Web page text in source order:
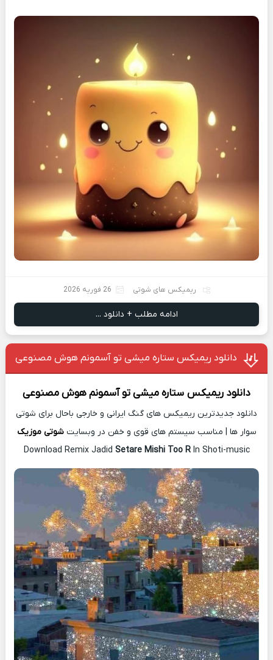
ریمیکس های شوتی 26 فوریه 2026
ادامه مطلب + دانلود ...
دانلود ریمیکس ستاره میشی تو آسمونم هوش مصنوعی
دانلود ریمیکس ستاره میشی تو آسمونم هوش مصنوعی
دانلود جدیدترین ریمیکس های گنگ ایرانی و خارجی باحال برای شوتی
سوار ها | مناسب سیستم های قوی و خفن در وبسایتشوتی موزیک
Download Remix Jadid Setare Mishi Too RIn Shoti-music